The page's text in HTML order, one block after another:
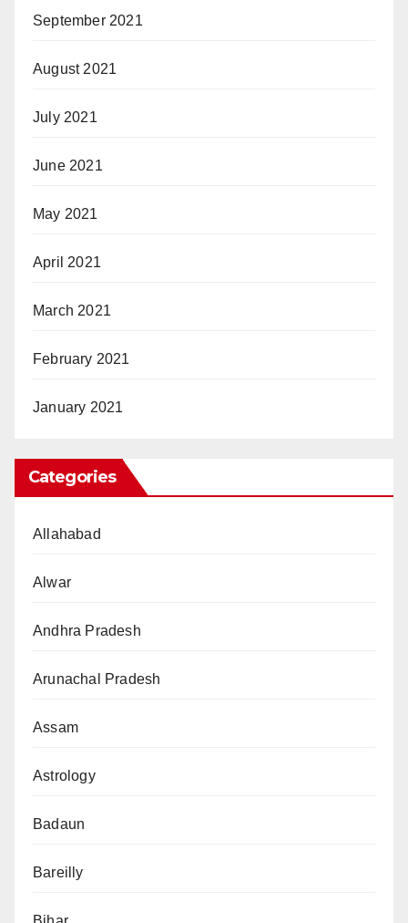
September 2021
August 2021
July 2021
June 2021
May 2021
April 2021
March 2021
February 2021
January 2021
Categories
Allahabad
Alwar
Andhra Pradesh
Arunachal Pradesh
Assam
Astrology
Badaun
Bareilly